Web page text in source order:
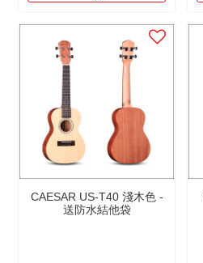
CAESAR US-T40 淺木色 -
送防水結他袋